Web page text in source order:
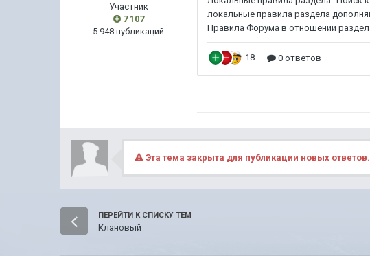
Участник
7 107
5 948 публикаций
Эта тема закрыта для публикации новых ответов.
ПЕРЕЙТИ К СПИСКУ ТЕМ
Клановый